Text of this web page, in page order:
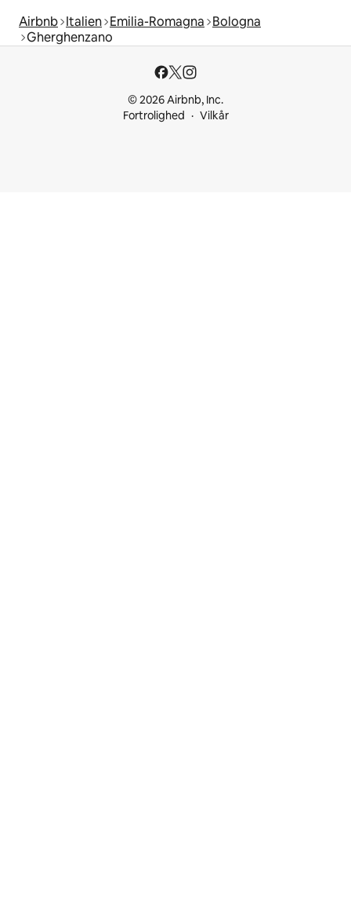
Airbnb Italien Emilia-Romagna Bologna
Gherghenzano
© 2026 Airbnb, Inc.
Fortrolighed
Vilkår